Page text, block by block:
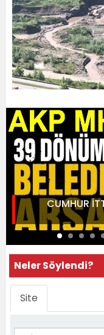
CUMHUR
Neler Söylendi?
Site